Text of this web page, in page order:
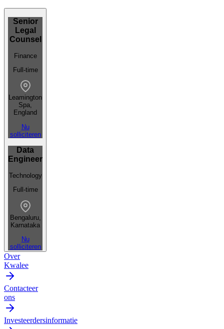
Senior
Legal
Counsel
Finance
Full-time
Leamington
Spa,
England
Nu
solliciteren
Data
Engineer
Technology
Full-time
Bengaluru,
Karnataka
Nu
solliciteren
Over
Kwalee
Contacteer
ons
Investeerdersinformatie